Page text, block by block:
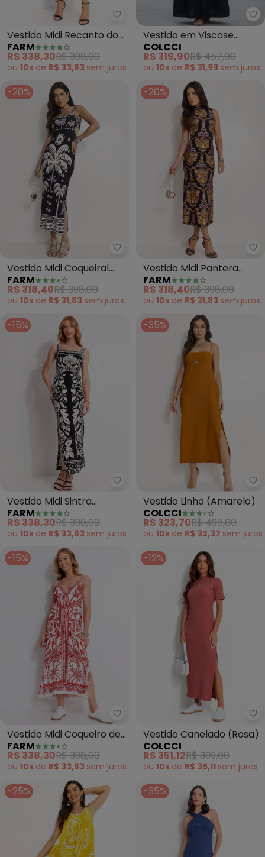
Farm - Vestido Midi Recanto
Vestido Midi Recanto dos
Coqueiros (Preto)
FARM
R$ 338,30R$ 398,00
ou 10x de R$ 33,83 sem juros
Vestido em Viscose
(Preto)
COLCCI
R$ 319,90R$ 457,00
ou 10x de R$ 31,99 sem juros
-20%
Farm - Vestido Midi Coqueiral
Vestido Midi Coqueiral
(Preto)
FARM
R$ 318,40R$ 398,00
ou 10x de R$ 31,83 sem juros
-20%
Vestido Midi Pantera
Boho (Preto)
FARM
R$ 318,40R$ 398,00
ou 10x de R$ 31,83 sem juros
-15%
Farm - Vestido Midi Sintra
Vestido Midi Sintra
(Preto)
FARM
R$ 338,30R$ 398,00
ou 10x de R$ 33,83 sem juros
-35%
Vestido Linho (Amarelo)
COLCCI
R$ 323,70R$ 498,00
ou 10x de R$ 32,37 sem juros
-15%
Farm - Vestido Midi Coqueiro
Vestido Midi Coqueiro de
Flor (Vermelho)
FARM
R$ 338,30R$ 398,00
ou 10x de R$ 33,83 sem juros
-12%
Vestido Canelado (Rosa)
COLCCI
R$ 351,12R$ 399,00
ou 10x de R$ 35,11 sem juros
-25% -35%